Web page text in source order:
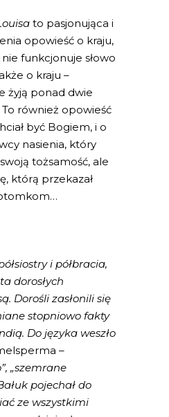
to pasjonująca i
opowieść o kraju,
funkcjonuje słowo
o kraju –
żyją ponad dwie
To również opowieść
być Bogiem, i o
nasienia, który
tożsamość, ale
którą przekazał
i półbracia,
dorosłych
Dorośli zasłonili się
stopniowo fakty
Do języka weszło
–
„szemrane
pojechał do
ze wszystkimi